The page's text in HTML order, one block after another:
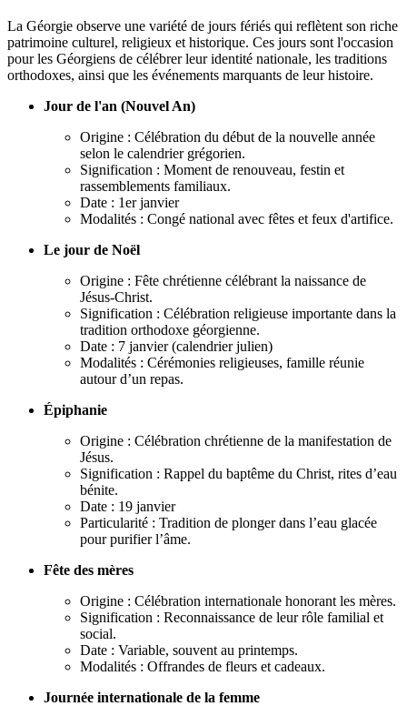
La Géorgie observe une variété de jours fériés qui reflètent son riche
patrimoine culturel, religieux et historique. Ces jours sont l'occasion
pour les Géorgiens de célébrer leur identité nationale, les traditions
orthodoxes, ainsi que les événements marquants de leur histoire.
Jour de l'an (Nouvel An)
Origine : Célébration du début de la nouvelle année
selon le calendrier grégorien.
Signification : Moment de renouveau, festin et
rassemblements familiaux.
Date : 1er janvier
Modalités : Congé national avec fêtes et feux d'artifice.
Le jour de Noël
Origine : Fête chrétienne célébrant la naissance de
Jésus-Christ.
Signification : Célébration religieuse importante dans la
tradition orthodoxe géorgienne.
Date : 7 janvier (calendrier julien)
Modalités : Cérémonies religieuses, famille réunie
autour d’un repas.
Épiphanie
Origine : Célébration chrétienne de la manifestation de
Jésus.
Signification : Rappel du baptême du Christ, rites d’eau
bénite.
Date : 19 janvier
Particularité : Tradition de plonger dans l’eau glacée
pour purifier l’âme.
Fête des mères
Origine : Célébration internationale honorant les mères.
Signification : Reconnaissance de leur rôle familial et
social.
Date : Variable, souvent au printemps.
Modalités : Offrandes de fleurs et cadeaux.
Journée internationale de la femme